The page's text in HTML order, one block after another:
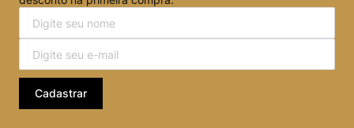
Cadastrar